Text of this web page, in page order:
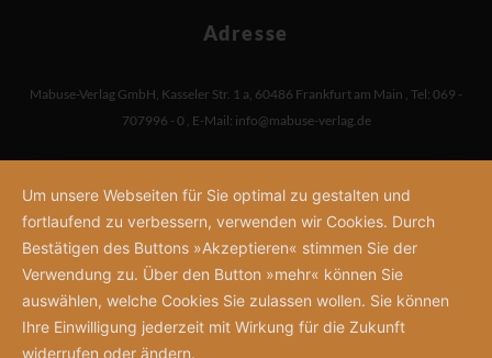
Adresse
Mabuse-Verlag GmbH, Kasseler Str. 1 a, 60486 Frankfurt am Main , Tel: 069 -
707996 - 0 , E-Mail: info@mabuse-verlag.de
Um unsere Webseiten für Sie optimal zu gestalten und
fortlaufend zu verbessern, verwenden wir Cookies. Durch
Bestätigen des Buttons »Akzeptieren« stimmen Sie der
Verwendung zu. Über den Button »mehr« können Sie
auswählen, welche Cookies Sie zulassen wollen. Sie können
Ihre Einwilligung jederzeit mit Wirkung für die Zukunft
widerrufen oder ändern.